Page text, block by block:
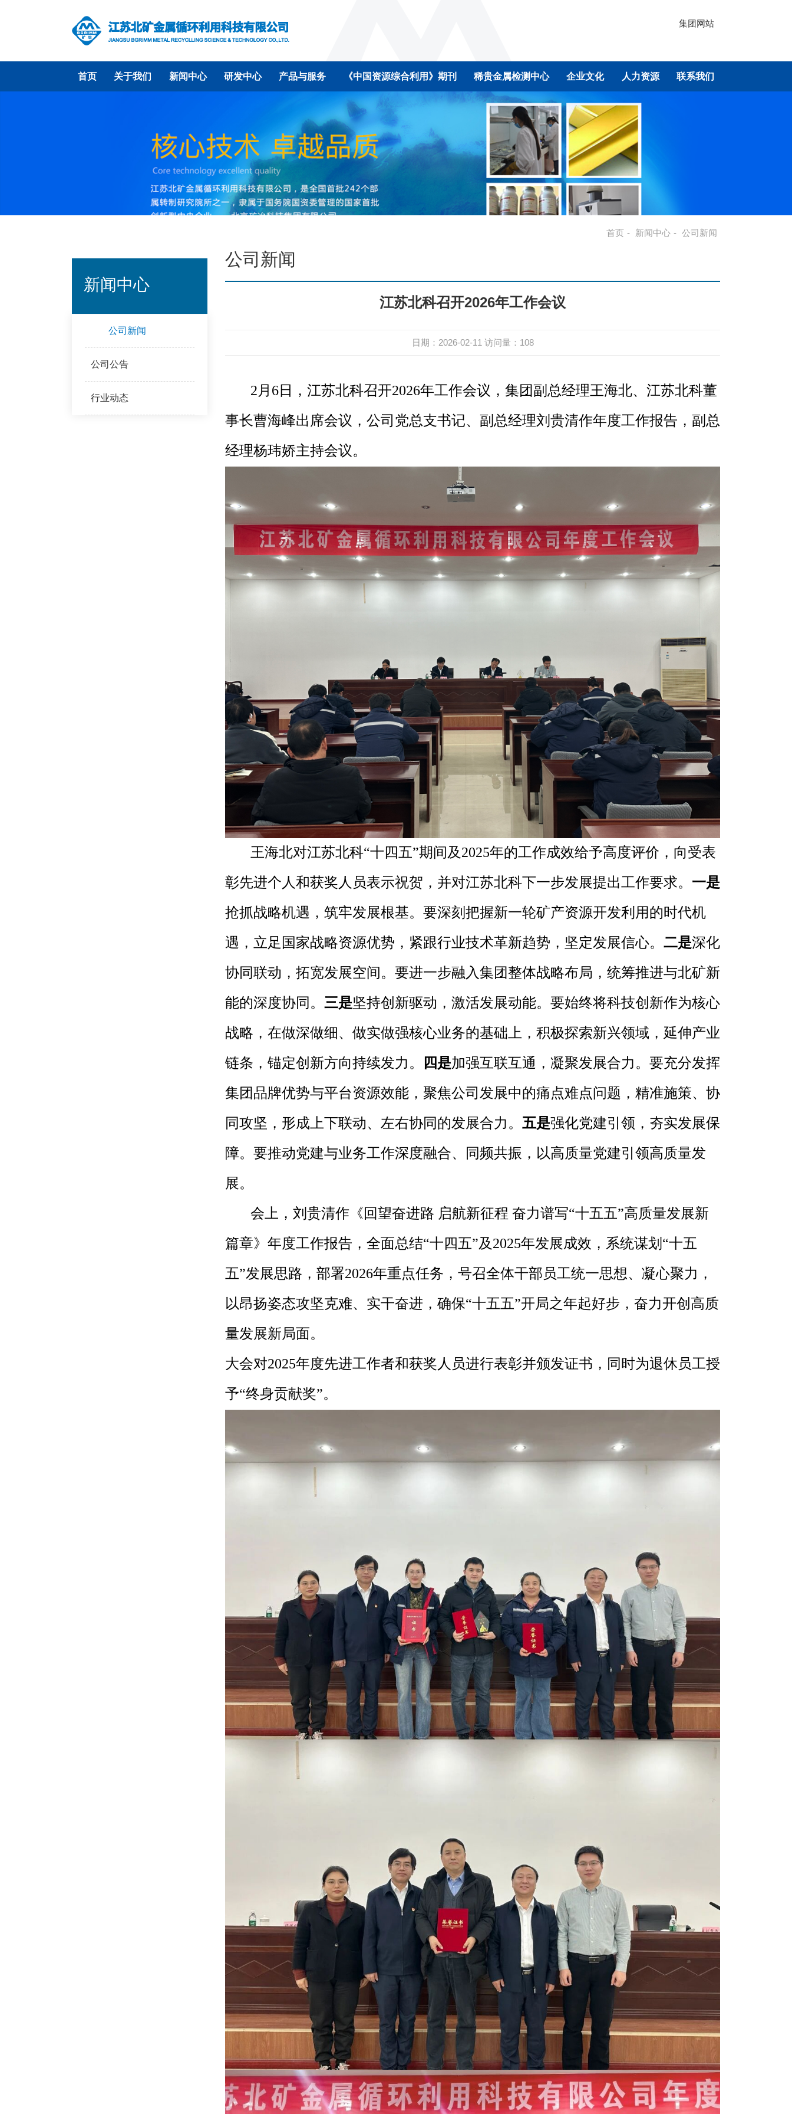
集团网站
首页 关于我们 新闻中心 研发中心 产品与服务 《中国资源综合利用》期刊 稀贵金属检测中心 企业文化 人力资源 联系我们
新闻中心
公司新闻
公司公告
行业动态
首页 - 新闻中心 - 公司新闻
公司新闻
江苏北科召开2026年工作会议
日期：2026-02-11 访问量： 108
2月6日，江苏北科召开2026年工作会议，集团副总经理王海北、江苏北科董
事长曹海峰出席会议，公司党总支书记、副总经理刘贵清作年度工作报告，副总
经理杨玮娇主持会议。
王海北对江苏北科“十四五”期间及2025年的工作成效给予高度评价，向受表
彰先进个人和获奖人员表示祝贺，并对江苏北科下一步发展提出工作要求。 一是
抢抓战略机遇，筑牢发展根基。要深刻把握新一轮矿产资源开发利用的时代机
遇，立足国家战略资源优势，紧跟行业技术革新趋势，坚定发展信心。 二是深化
协同联动，拓宽发展空间。要进一步融入集团整体战略布局，统筹推进与北矿新
能的深度协同。 三是坚持创新驱动，激活发展动能。要始终将科技创新作为核心
战略，在做深做细、做实做强核心业务的基础上，积极探索新兴领域，延伸产业
链条，锚定创新方向持续发力。
四是加强互联互通，凝聚发展合力。要充分发挥
集团品牌优势与平台资源效能，聚焦公司发展中的痛点难点问题，精准施策、协
同攻坚，形成上下联动、左右协同的发展合力。 五是强化党建引领，夯实发展保
障。要推动党建与业务工作深度融合、同频共振，以高质量党建引领高质量发
展。
会上，刘贵清作《回望奋进路 启航新征程 奋力谱写“十五五”高质量发展新
篇章》年度工作报告，全面总结“十四五”及2025年发展成效，系统谋划“十五
五”发展思路，部署2026年重点任务，号召全体干部员工统一思想、凝心聚力，
以昂扬姿态攻坚克难、实干奋进，确保“十五五”开局之年起好步，奋力开创高质
量发展新局面。
大会对2025年度先进工作者和获奖人员进行表彰并颁发证书，同时为退休员工授
予“终身贡献奖”。